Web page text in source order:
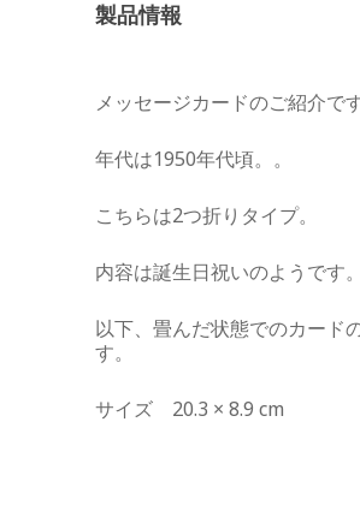
製品情報
メッセージカードのご紹介です
年代は1950年代頃。。
こちらは2つ折りタイプ。
内容は誕生日祝いのようです。
以下、畳んだ状態でのカード
す。
サイズ 20.3 × 8.9 cm